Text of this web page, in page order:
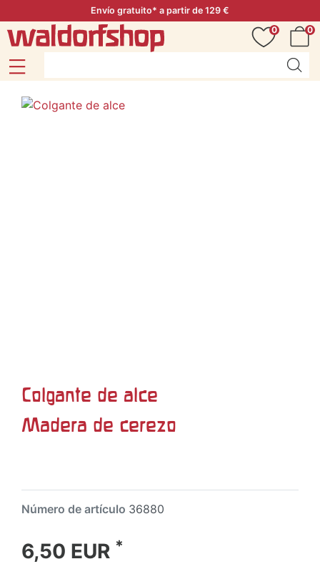
Envío gratuito* a partir de 129 €
0
0
Colgante de alce
Madera de cerezo
Número de artículo 36880
6,50 EUR *